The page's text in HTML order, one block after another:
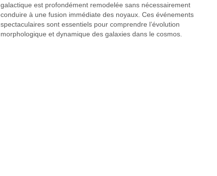
galactique est profondément remodelée sans nécessairement
conduire à une fusion immédiate des noyaux. Ces événements
spectaculaires sont essentiels pour comprendre l’évolution
morphologique et dynamique des galaxies dans le cosmos.